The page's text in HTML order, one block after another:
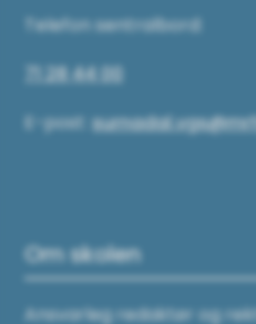
Telefon sentralbord:
71 28 44 00
E-post:
Om skolen
Ansvarleg redaktør og